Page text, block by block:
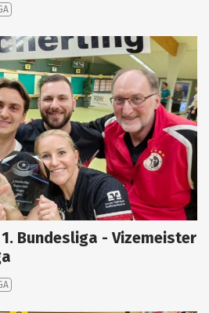
Bundesliga - Vizemeister